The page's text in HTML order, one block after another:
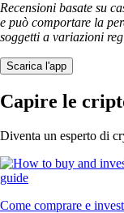
Recensioni basate su
e può comportare la
soggetti a variazioni
Scarica l'app
Capire le
Diventa un esperto di
Come comprare e